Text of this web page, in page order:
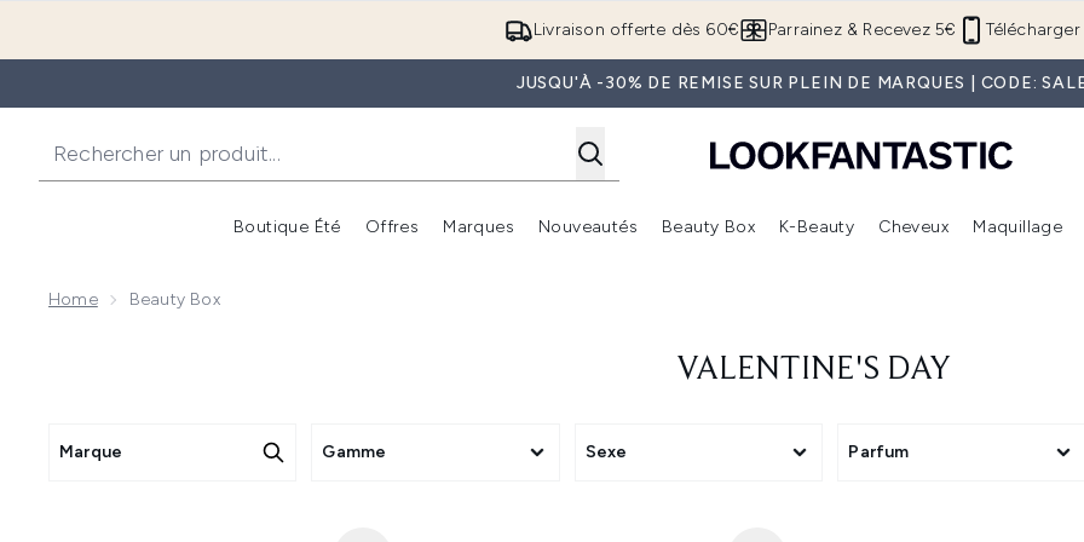
Passer au contenu principal
Livraison offerte dès 60€ Télécharger
Parrainez & Recevez 5€
JUSQU'À -30% DE REMISE SUR PLEIN DE MARQUES | CODE:
Boutique Été
Accédez au sous-menu (Boutique Été )
Offres
Accédez au sous-menu (Offres)
Marques
Accédez au sous-menu (Marques)
Nouveautés
Accédez au sous-menu (Nouveautés)
Beauty Box
Accédez au sous-menu (Beauty Box)
K-Beauty Cheveux Maquillage
Home Beauty Box
VALENTINE'S DAY
Marque Gamme Sexe Parfum